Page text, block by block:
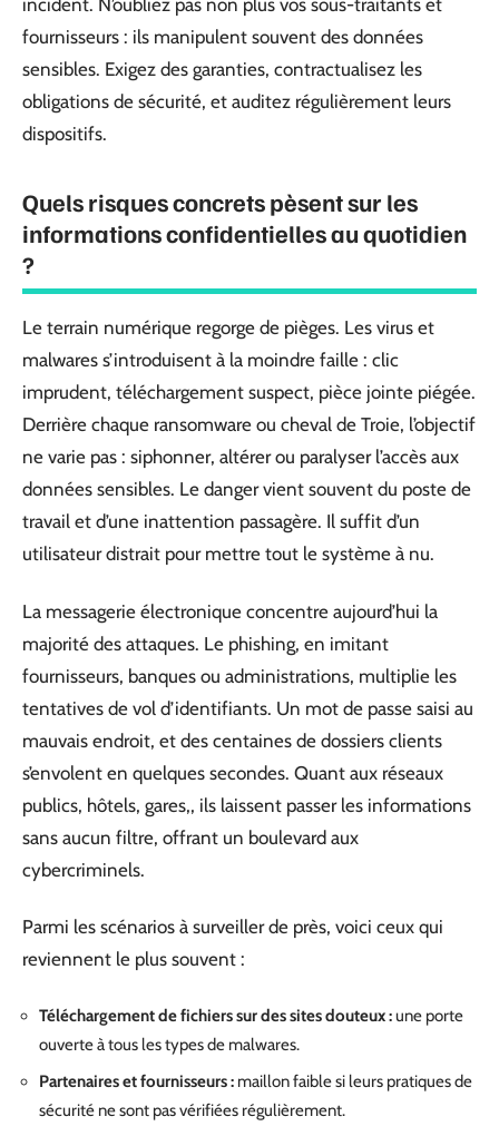
incident. N’oubliez pas non plus vos sous-traitants et
fournisseurs : ils manipulent souvent des données
sensibles. Exigez des garanties, contractualisez les
obligations de sécurité, et auditez régulièrement leurs
dispositifs.
Quels risques concrets pèsent sur les
informations confidentielles au quotidien
?
Le terrain numérique regorge de pièges. Les virus et
malwares s’introduisent à la moindre faille : clic
imprudent, téléchargement suspect, pièce jointe piégée.
Derrière chaque ransomware ou cheval de Troie, l’objectif
ne varie pas : siphonner, altérer ou paralyser l’accès aux
données sensibles. Le danger vient souvent du poste de
travail et d’une inattention passagère. Il suffit d’un
utilisateur distrait pour mettre tout le système à nu.
La messagerie électronique concentre aujourd’hui la
majorité des attaques. Le phishing, en imitant
fournisseurs, banques ou administrations, multiplie les
tentatives de vol d’identifiants. Un mot de passe saisi au
mauvais endroit, et des centaines de dossiers clients
s’envolent en quelques secondes. Quant aux réseaux
publics, hôtels, gares,, ils laissent passer les informations
sans aucun filtre, offrant un boulevard aux
cybercriminels.
Parmi les scénarios à surveiller de près, voici ceux qui
reviennent le plus souvent :
Téléchargement de fichiers sur des sites douteux :une porte
ouverte à tous les types de malwares.
Partenaires et fournisseurs : maillon faible si leurs pratiques de
sécurité ne sont pas vérifiées régulièrement.